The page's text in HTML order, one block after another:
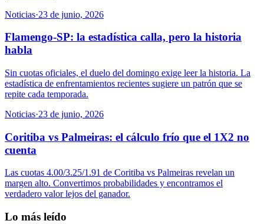
Noticias·23 de junio, 2026
Flamengo-SP: la estadística calla, pero la historia
habla
Sin cuotas oficiales, el duelo del domingo exige leer la historia. La
estadística de enfrentamientos recientes sugiere un patrón que se
repite cada temporada.
Noticias·23 de junio, 2026
Coritiba vs Palmeiras: el cálculo frío que el 1X2 no
cuenta
Las cuotas 4.00/3.25/1.91 de Coritiba vs Palmeiras revelan un
margen alto. Convertimos probabilidades y encontramos el
verdadero valor lejos del ganador.
Lo más leído